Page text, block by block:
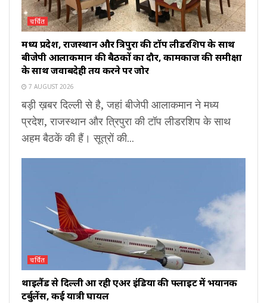
चर्चित
मध्य प्रदेश, राजस्थान और त्रिपुरा की टॉप लीडरशिप के साथ
बीजेपी आलाकमान की बैठकों का दौर, कामकाज की समीक्षा
के साथ जवाबदेही तय करने पर जोर
7 AUGUST 2026
बड़ी ख़बर दिल्ली से है, जहां बीजेपी आलाकमान ने मध्य
प्रदेश, राजस्थान और त्रिपुरा की टॉप लीडरशिप के साथ
अहम बैठकें की हैं। सूत्रों की...
चर्चित
थाइलैंड से दिल्ली आ रही एअर इंडिया की फ्लाइट में भयानक
टर्बुलेंस, कई यात्री घायल